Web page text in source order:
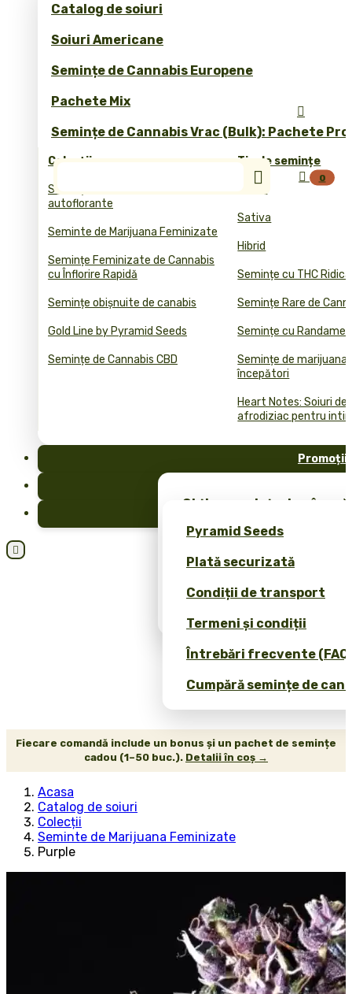
Catalog de soiuri
Soiuri Americane
Semințe de Cannabis Europene
Pachete Mix
Semințe de Cannabis Vrac (Bulk): Pachete
Colecții
Semințele de cannabis
autoflorante
Seminte de Marijuana Feminizate
Semințe Feminizate de Cannabis
cu Înflorire Rapidă
Semințe obișnuite de canabis
Gold Line by Pyramid Seeds
Semințe de Cannabis CBD
Tip de semințe
Sativa
Hibrid
Semințe cu THC
Semințe Rare de
Semințe cu
Semințe de marijuana
începători
Heart Notes: Soiuri de
afrodiziac pentru
Promoții
Obține semințe de
dvs.!
Calculator de Prețuri
Pyramid Seeds
Plată securizată
Condiții de transport
Termeni și condiții
Întrebări frecvente
Cumpără semințe de



 0
Fiecare comandă include un bonus și un pachet de semințe
cadou (1–50 buc.). Detalii în coș →
Acasa
Catalog de soiuri
Colecții
Seminte de Marijuana Feminizate
Purple